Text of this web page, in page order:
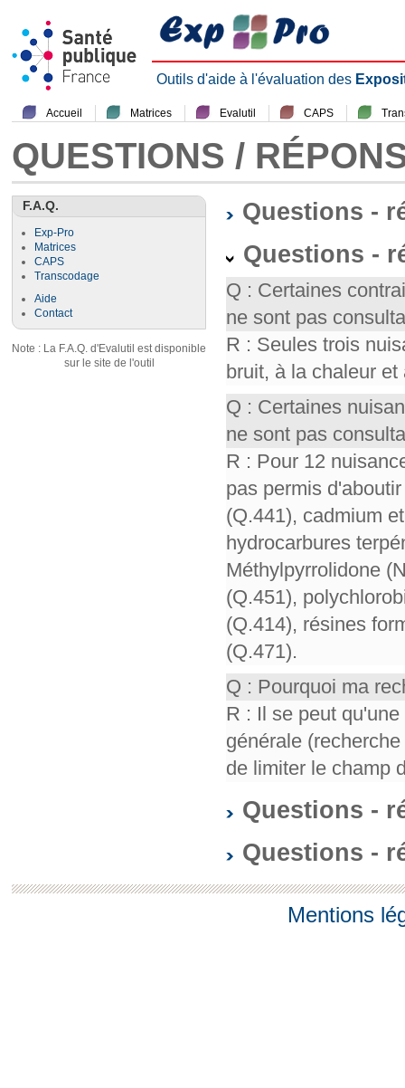
Outils d'aide à l'évaluation des
Accueil Matrices Evalutil CAPS
QUESTIONS /
F.A.Q.
Exp-Pro
Matrices
CAPS
Transcodage
Aide
Contact
Note : La F.A.Q. d'Evalutil est disponible
sur le site de l'outil
Questions -
Questions -
Q : Certaines
ne sont pas
R : Seules trois
bruit, à la chaleur et
Q : Certaines
ne sont pas
R : Pour 12
pas permis
(Q.441), cadmium
hydrocarbures
Méthylpyrrolidone
(Q.451),
(Q.414), résines
(Q.471).
Q : Pourquoi ma
R : Il se peut
générale
de limiter le champ
Questions -
Questions -
Mentions